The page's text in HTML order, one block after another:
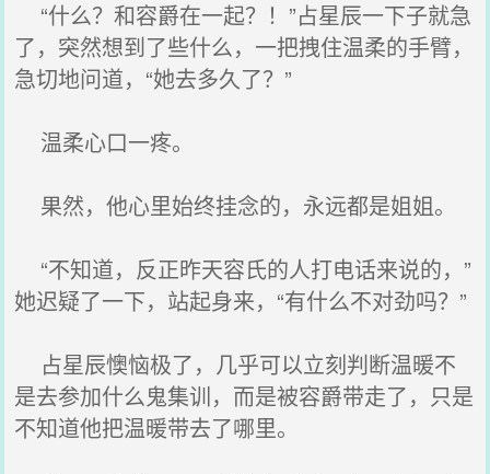
“什么？和容爵在一起？！”占星辰一下子就急
了，突然想到了些什么，一把拽住温柔的手臂，
急切地问道，“她去多久了？”
温柔心口一疼。
果然，他心里始终挂念的，永远都是姐姐。
“不知道，反正昨天容氏的人打电话来说的，”
她迟疑了一下，站起身来，“有什么不对劲吗？”
占星辰懊恼极了，几乎可以立刻判断温暖不
是去参加什么鬼集训，而是被容爵带走了，只是
不知道他把温暖带去了哪里。